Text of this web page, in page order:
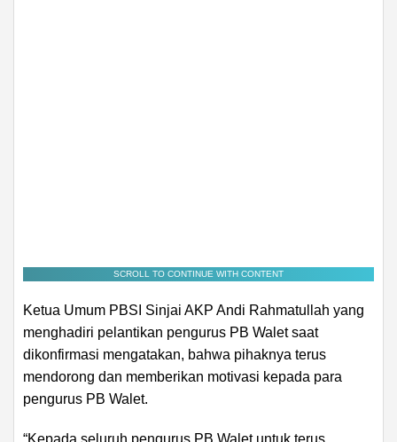
SCROLL TO CONTINUE WITH CONTENT
Ketua Umum PBSI Sinjai AKP Andi Rahmatullah yang
menghadiri pelantikan pengurus PB Walet saat
dikonfirmasi mengatakan, bahwa pihaknya terus
mendorong dan memberikan motivasi kepada para
pengurus PB Walet.